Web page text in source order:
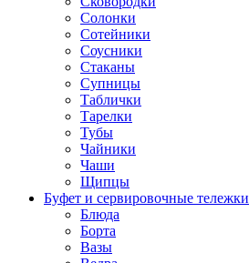
Солонки
Сотейники
Соусники
Стаканы
Супницы
Таблички
Тарелки
Тубы
Чайники
Чаши
Щипцы
Буфет и сервировочные тележки
Блюда
Борта
Вазы